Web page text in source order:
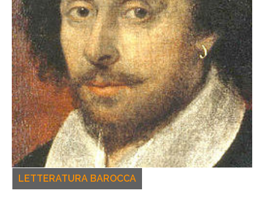
LETTERATURA BAROCCA